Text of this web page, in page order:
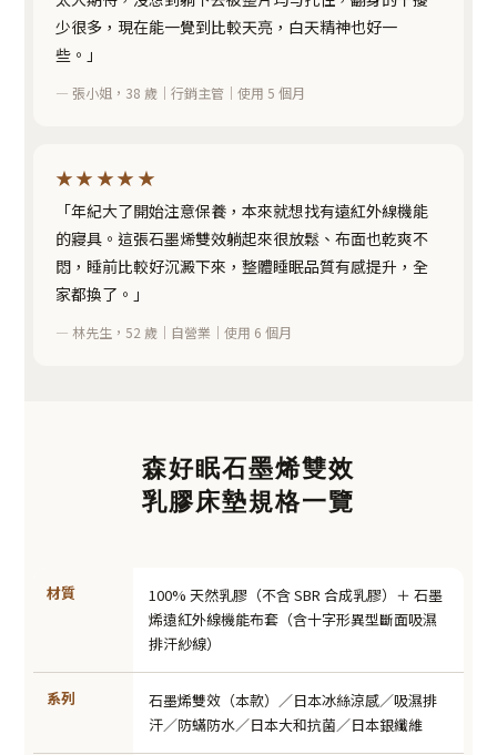
少很多，現在能一覺到比較天亮，白天精神也好一
些。」
— 張小姐，38 歲｜行銷主管｜使用 5 個月
★★★★★
「年紀大了開始注意保養，本來就想找有遠紅外線機能
的寢具。這張石墨烯雙效躺起來很放鬆、布面也乾爽不
悶，睡前比較好沉澱下來，整體睡眠品質有感提升，全
家都換了。」
— 林先生，52 歲｜自營業｜使用 6 個月
森好眠石墨烯雙效
乳膠床墊規格一覽
材質
100% 天然乳膠（不含 SBR 合成乳膠）＋ 石墨
烯遠紅外線機能布套（含十字形異型斷面吸濕
排汗紗線）
系列
石墨烯雙效（本款）／日本冰絲涼感／吸濕排
汗／防蟎防水／日本大和抗菌／日本銀纖維